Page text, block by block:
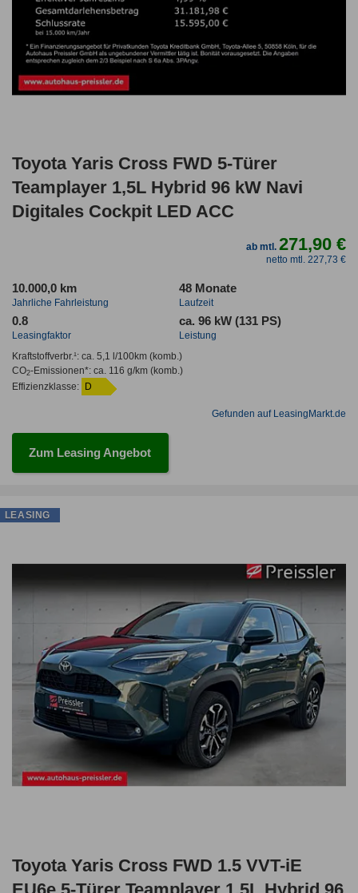
Toyota Yaris Cross FWD 5-Türer
Teamplayer 1,5L Hybrid 96 kW Navi
Digitales Cockpit LED ACC
ab mtl.271,90 €
netto mtl. 227,73 €
10.000,0 km
Jahrliche Fahrleistung
48 Monate
Laufzeit
0.8
Leasingfaktor
ca. 96 kW (131 PS)
Leistung
Kraftstoffverbr.¹: ca. 5,1 l/100km(komb.)
CO2-Emissionen*: ca. 116 g/km(komb.)
Effizienzklasse:
D
Gefunden auf LeasingMarkt.de
Zum Leasing Angebot
Toyota Yaris Cross FWD 1.5 VVT-iE
LEASING